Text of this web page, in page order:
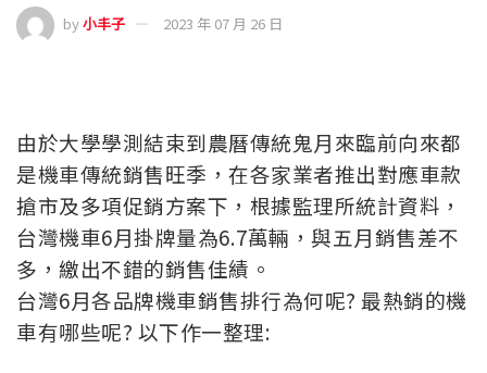
by小丰子 2023 年 07 月 26 日
由於大學學測結束到農曆傳統鬼月來臨前向來都
是機車傳統銷售旺季，在各家業者推出對應車款
搶市及多項促銷方案下，根據監理所統計資料，
台灣機車6月掛牌量為6.7萬輛，與五月銷售差不
多，繳出不錯的銷售佳績。
台灣6月各品牌機車銷售排行為何呢? 最熱銷的機
車有哪些呢? 以下作一整理: